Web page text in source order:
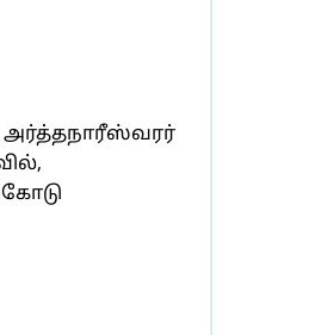
அர்த்தநாரீஸ்வரர்